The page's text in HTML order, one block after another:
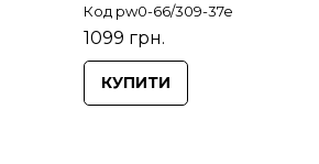
Код pw0-66/309-37e
1099 грн.
КУПИТИ